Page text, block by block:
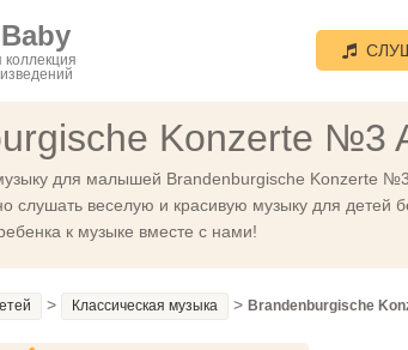
Konzerte №3
для малышей Brandenburgische Konzerte
слушать веселую и красивую музыку для детей
к музыке вместе с нами!
> Классическая музыка > Brandenburgische